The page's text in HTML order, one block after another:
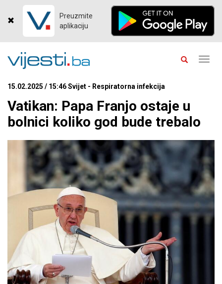
Preuzmite
aplikaciju
15.02.2025 / 15:46 Svijet - Respiratorna infekcija
Vatikan: Papa Franjo ostaje u
bolnici koliko god bude trebalo